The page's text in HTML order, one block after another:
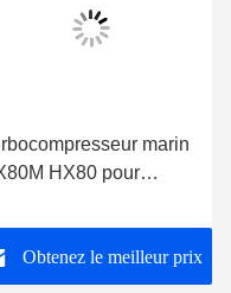
marin
HX80 pour
s, cartouche
4027408
Obtenez le meilleur prix